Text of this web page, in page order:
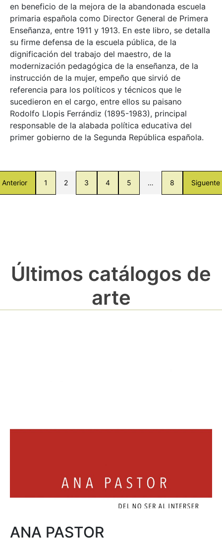
en beneficio de la mejora de la abandonada escuela
primaria española como Director General de Primera
Enseñanza, entre 1911 y 1913. En este libro, se detalla
su firme defensa de la escuela pública, de la
dignificación del trabajo del maestro, de la
modernización pedagógica de la enseñanza, de la
instrucción de la mujer, empeño que sirvió de
referencia para los políticos y técnicos que le
sucedieron en el cargo, entre ellos su paisano
Rodolfo Llopis Ferrándiz (1895-1983), principal
responsable de la alabada política educativa del
primer gobierno de la Segunda República española.
Anterior 1 2 3 4 5 … 8 Siguente
Últimos catálogos de
arte
ANA PASTOR